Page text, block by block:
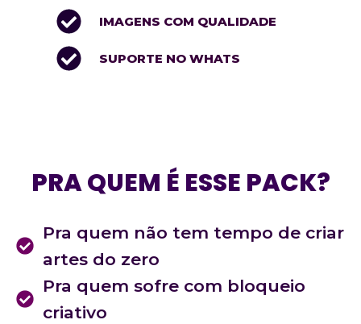
IMAGENS COM QUALIDADE
SUPORTE NO WHATS
PRA QUEM É ESSE PACK?
Pra quem não tem tempo de criar
artes do zero
Pra quem sofre com bloqueio
criativo